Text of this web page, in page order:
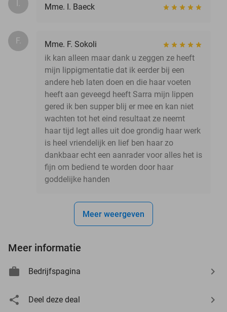
Mme. I. Baeck
F.
Mme. F. Sokoli
ik kan alleen maar dank u zeggen ze heeft
mijn lippigmentatie dat ik eerder bij een
andere heb laten doen en die haar voeten
heeft aan geveegd heeft Sarra mijn lippen
gered ik ben supper blij er mee en kan niet
wachten tot het eind resultaat ze neemt
haar tijd legt alles uit doe grondig haar werk
is heel vriendelijk en lief ben haar zo
dankbaar echt een aanrader voor alles het is
fijn om bediend te worden door haar
goddelijke handen
Meer weergeven
Meer informatie
Bedrijfspagina
Deel deze deal